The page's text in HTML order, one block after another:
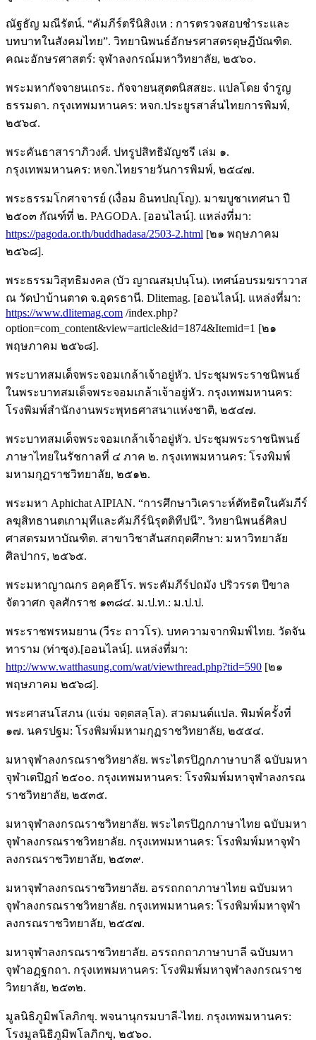
ณัฐธัญ มณีรัตน์. “คัมภีร์ตรีนิสิงเห : การตรวจสอบชำระและ
บทบาทในสังคมไทย”. วิทยานิพนธ์อักษรศาสตรดุษฎีบัณฑิต.
คณะอักษรศาสตร์: จุฬาลงกรณ์มหาวิทยาลัย, ๒๕๖๐.
พระมหากัจจายนเถระ. กัจจายนสุตตนิสสยะ. แปลโดย จำรูญ
ธรรมดา. กรุงเทพมหานคร: หจก.ประยูรสาส์นไทยการพิมพ์,
๒๕๖๔.
พระคันธาสาราภิวงศ์. ปทรูปสิทธิมัญชรี เล่ม ๑.
กรุงเทพมหานคร: หจก.ไทยรายวันการพิมพ์, ๒๕๔๗.
พระธรรมโกศาจารย์ (เงื่อม อินทปญฺโญ). มาฆบูชาเทศนา ปี
๒๕๐๓ กัณฑ์ที่ ๒. PAGODA. [ออนไลน์]. แหล่งที่มา:
https://pagoda.or.th/buddhadasa/2503-2.html [๒๑ พฤษภาคม
๒๕๖๘].
พระธรรมวิสุทธิมงคล (บัว ญาณสมฺปนฺโน). เทศน์อบรมฆราวาส
ณ วัดป่าบ้านตาด จ.อุดรธานี. Dlitemag. [ออนไลน์]. แหล่งที่มา:
https://www.dlitemag.com /index.php?
option=com_content&view=article&id=1874&Itemid=1 [๒๑
พฤษภาคม ๒๕๖๘].
พระบาทสมเด็จพระจอมเกล้าเจ้าอยู่หัว. ประชุมพระราชนิพนธ์
ในพระบาทสมเด็จพระจอมเกล้าเจ้าอยู่หัว. กรุงเทพมหานคร:
โรงพิมพ์สำนักงานพระพุทธศาสนาแห่งชาติ, ๒๕๔๗.
พระบาทสมเด็จพระจอมเกล้าเจ้าอยู่หัว. ประชุมพระราชนิพนธ์
ภาษาไทยในรัชกาลที่ ๔ ภาค ๒. กรุงเทพมหานคร: โรงพิมพ์
มหามกุฏราชวิทยาลัย, ๒๕๑๒.
พระมหา Aphichat AIPIAN. “การศึกษาวิเคราะห์ตัทธิตในคัมภีร์
ลฆุสิทธานตเกามุทีและคัมภีร์นิรุตติทีปนี”. วิทยานิพนธ์ศิลป
ศาสตรมหาบัณฑิต. สาขาวิชาสันสกฤตศึกษา: มหาวิทยาลัย
ศิลปากร, ๒๕๖๕.
พระมหาญาณกร อคฺคธีโร. พระคัมภีร์ปถมัง ปริวรรต ปีขาล
จัตวาศก จุลศักราช ๑๓๘๔. ม.ป.ท.: ม.ป.ป.
พระราชพรหมยาน (วีระ ถาวโร). บทความจากพิมพ์ไทย. วัดจัน
ทาราม (ท่าซุง).[ออนไลน์]. แหล่งที่มา:
http://www.watthasung.com/wat/viewthread.php?tid=590 [๒๑
พฤษภาคม ๒๕๖๘].
พระศาสนโสภน (แจ่ม จตฺตสลฺโล). สวดมนต์แปล. พิมพ์ครั้งที่
๑๗. นครปฐม: โรงพิมพ์มหามกุฏราชวิทยาลัย, ๒๕๕๔.
มหาจุฬาลงกรณราชวิทยาลัย. พระไตรปิฎกภาษาบาลี ฉบับมหา
จุฬาเตปิฏกํ ๒๕๐๐. กรุงเทพมหานคร: โรงพิมพ์มหาจุฬาลงกรณ
ราชวิทยาลัย, ๒๕๓๕.
มหาจุฬาลงกรณราชวิทยาลัย. พระไตรปิฎกภาษาไทย ฉบับมหา
จุฬาลงกรณราชวิทยาลัย. กรุงเทพมหานคร: โรงพิมพ์มหาจุฬา
ลงกรณราชวิทยาลัย, ๒๕๓๙.
มหาจุฬาลงกรณราชวิทยาลัย. อรรถกถาภาษาไทย ฉบับมหา
จุฬาลงกรณราชวิทยาลัย. กรุงเทพมหานคร: โรงพิมพ์มหาจุฬา
ลงกรณราชวิทยาลัย, ๒๕๕๗.
มหาจุฬาลงกรณราชวิทยาลัย. อรรถกถาภาษาบาลี ฉบับมหา
จุฬาอฏฺฐกถา. กรุงเทพมหานคร: โรงพิมพ์มหาจุฬาลงกรณราช
วิทยาลัย, ๒๕๓๒.
มูลนิธิภูมิพโลภิกขุ. พจนานุกรมบาลี-ไทย. กรุงเทพมหานคร:
โรงมูลนิธิภูมิพโลภิกขุ, ๒๕๖๐.